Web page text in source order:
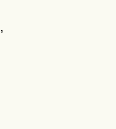
,